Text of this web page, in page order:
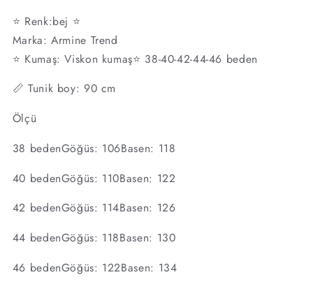
⭐ Renk:bej ⭐
Marka: Armine Trend
⭐ Kumaş: Viskon kumaş⭐ 38-40-42-44-46 beden
📏 Tunik boy: 90 cm
Ölçü
38 bedenGöğüs: 106Basen: 118
40 bedenGöğüs: 110Basen: 122
42 bedenGöğüs: 114Basen: 126
44 bedenGöğüs: 118Basen: 130
46 bedenGöğüs: 122Basen: 134